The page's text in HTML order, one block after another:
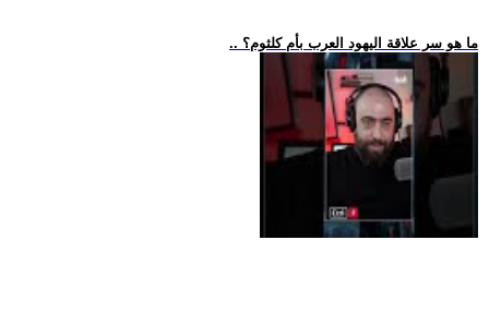
.. ما هو سر علاقة اليهود العرب بأم كلثوم؟